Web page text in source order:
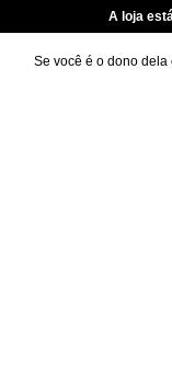
A loja
Se você é o dono dela